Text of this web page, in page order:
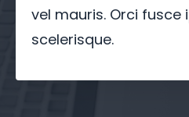
vel mauris. Orci fusce
scelerisque.